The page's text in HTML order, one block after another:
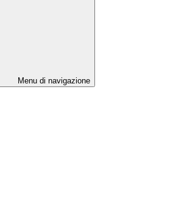
Menu di navigazione